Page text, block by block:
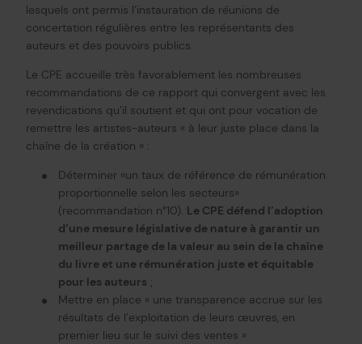
lesquels ont permis l’instauration de réunions de
concertation régulières entre les représentants des
auteurs et des pouvoirs publics.
Le CPE accueille très favorablement les nombreuses
recommandations de ce rapport qui convergent avec les
revendications qu’il soutient et qui ont pour vocation de
remettre les artistes-auteurs « à leur juste place dans la
chaîne de la création » :
Déterminer «un taux de référence de rémunération
proportionnelle selon les secteurs»
(recommandation n°10). Le CPE défend l’adoption
d’une mesure législative de nature à garantir un
meilleur partage de la valeur au sein de la chaîne
du livre et une rémunération juste et équitable
pour les auteurs ;
Mettre en place « une transparence accrue sur les
résultats de l’exploitation de leurs œuvres, en
premier lieu sur le suivi des ventes »